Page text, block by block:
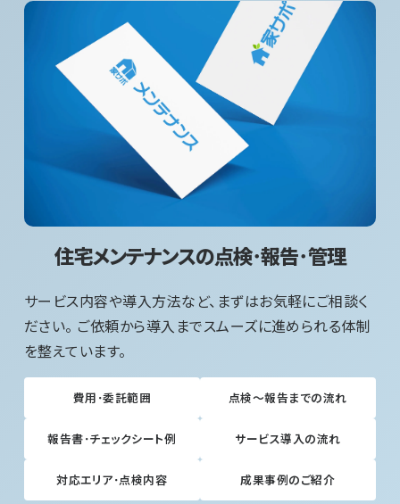
住宅メンテナンスの点検･報告･管理
サービス内容や導入方法など、まずはお気軽にご相談く
ださい。 ご依頼から導入までスムーズに進められる体制
を整えています。
費用･委託範囲 点検～報告までの流れ
報告書･チェックシート例 サービス導入の流れ
対応エリア･点検内容 成果事例のご紹介